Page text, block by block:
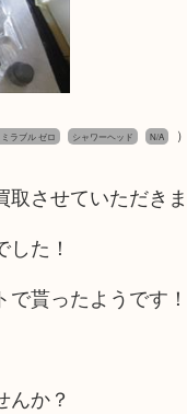
ラブル ゼロ シャワーヘッド N/A
）
させていただきま
た！
貰ったようです
んか？